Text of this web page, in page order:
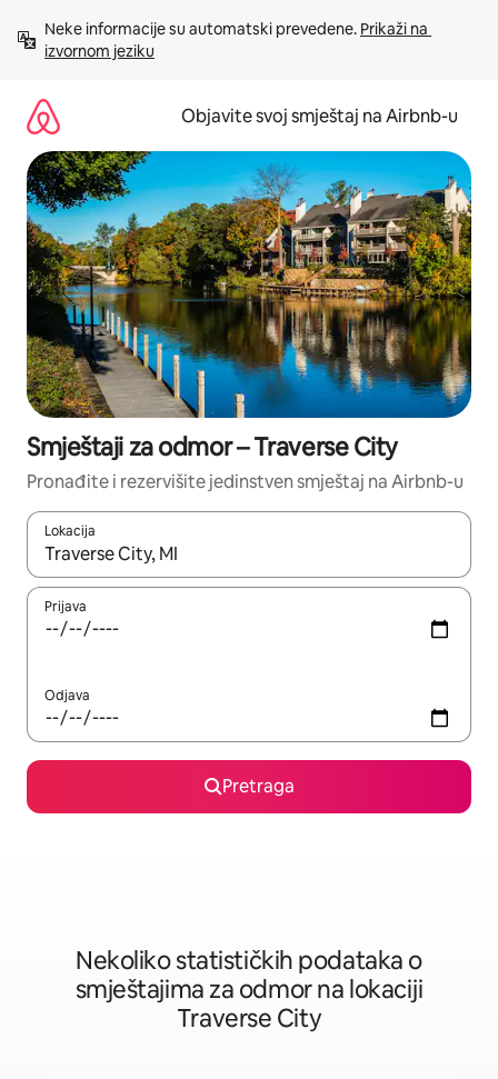
sadržaj
Neke informacije su automatski prevedene. Prikaži na
izvornom jeziku
Objavite svoj smještaj na Airbnb-u
Smještaji za odmor – Traverse City
Pronađite i rezervišite jedinstven smještaj na Airbnb-u
Lokacija
Kad su rezultati dostupni, možete da se krećete kroz njih
Prijava
Odjava
Pretraga
Nekoliko statističkih podataka o
smještajima za odmor na lokaciji
Traverse City